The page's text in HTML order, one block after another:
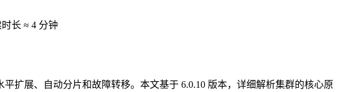
时长 ≈ 4 分钟
平扩展、自动分片和故障转移。本文基于 6.0.10 版本，详细解析集群的核心原